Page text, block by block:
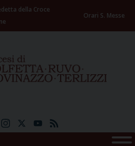
della Croce
Orari S. Messe
FacebookInstagramYouTube